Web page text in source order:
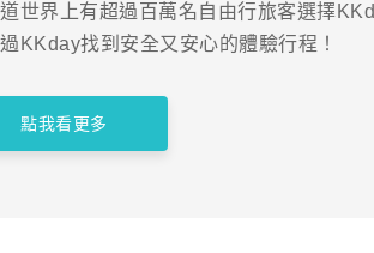
世界上有超過百萬名自由行旅客選擇
KKday找到安全又安心的體驗行程！
點我看更多